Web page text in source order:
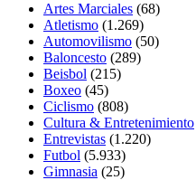
Artes Marciales (68)
Atletismo (1.269)
Automovilismo (50)
Baloncesto (289)
Beisbol (215)
Boxeo (45)
Ciclismo (808)
Cultura & Entretenimiento
Entrevistas (1.220)
Futbol (5.933)
Gimnasia (25)